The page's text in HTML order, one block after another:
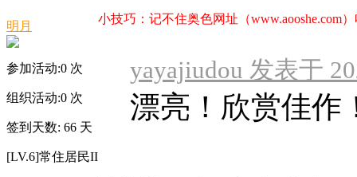
明月
参加活动:0 次
组织活动:0 次
签到天数: 66 天
[LV.6]常住居民II
小技巧：记不住奥色网址（www.aooshe.com
yayajiudou 发表于
漂亮！欣赏佳作